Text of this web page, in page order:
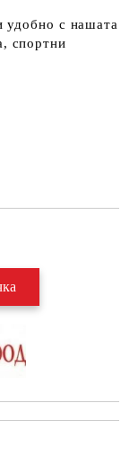
удобно с нашата
спортни